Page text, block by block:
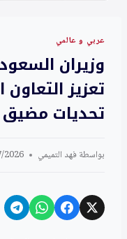
عربي و عالمي
وزيران
تعزيز
تحديات
بواسطةفهد التميمي 05:00